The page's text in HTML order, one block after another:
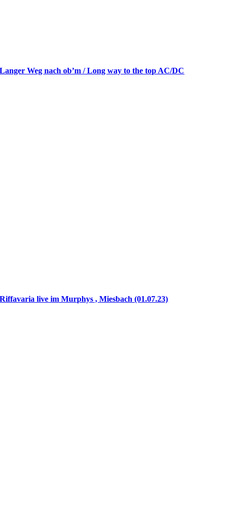
Langer Weg nach ob’m / Long way to the top AC/DC
Riffavaria live im Murphys , Miesbach (01.07.23)